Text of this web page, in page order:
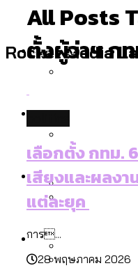
Rocket Media
Politics
สำรวจร่างง
จราจรฯ เพิ่ม
โดยเขตจตุ
เมื่อแยกท่อง
Environment
สำรวจเหตุไ
จากไฟฟ้าลัด
ลัดวงจรมาก
Culture
รับรองเพศข
Economy
All Posts
ตั้งผู้ว่าฯ ก
เลือกตั้ง กทม.
เสียงและผลงา
แต่ละยุค
การ...
28 พฤษภาคม 2026